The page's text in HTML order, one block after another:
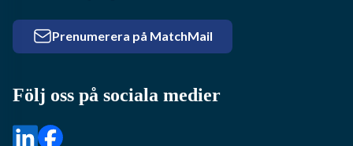
Prenumerera på MatchMail
Följ oss på sociala medier